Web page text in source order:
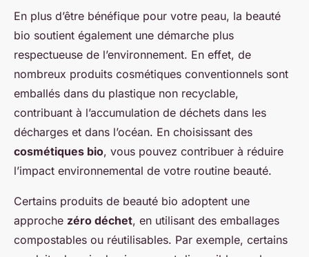
En plus d’être bénéfique pour votre peau, la beauté
bio soutient également une démarche plus
respectueuse de l’environnement. En effet, de
nombreux produits cosmétiques conventionnels sont
emballés dans du plastique non recyclable,
contribuant à l’accumulation de déchets dans les
décharges et dans l’océan. En choisissant des
cosmétiques bio, vous pouvez contribuer à réduire
l’impact environnemental de votre routine beauté.
Certains produits de beauté bio adoptent une
approche zéro déchet, en utilisant des emballages
compostables ou réutilisables. Par exemple, certains